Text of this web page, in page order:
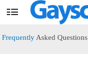
User
Frequently Asked Questions